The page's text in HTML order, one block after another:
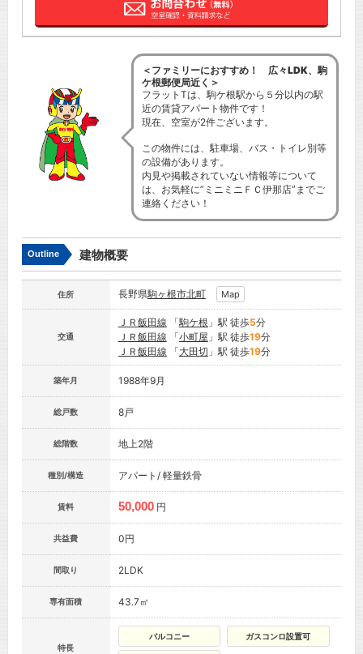
＜ファミリーにおすすめ！ 広々LDK、駒
ケ根郵便局近く＞
フラットTは、駒ケ根駅から５分以内の駅
近の賃貸アパート物件です！
現在、空室が2件ございます。
この物件には、駐車場、バス・トイレ別等
の設備があります。
内見や掲載されていない情報等について
は、お気軽に”ミニミニＦＣ伊那店”までご
連絡ください！
Outline 建物概要
住所 長野県駒ヶ根市北町 Map
交通
ＪＲ飯田線 「駒ケ根 」駅 徒歩5分
ＪＲ飯田線 「小町屋 」駅 徒歩19分
ＪＲ飯田線 「大田切 」駅 徒歩19分
築年月 1988年9月
総戸数 8戸
総階数 地上2階
種別/構造 アパート/ 軽量鉄骨
賃料 50,000 円
共益費 0円
間取り 2LDK
専有面積 43.7㎡
特長
バルコニー ガスコンロ設置可